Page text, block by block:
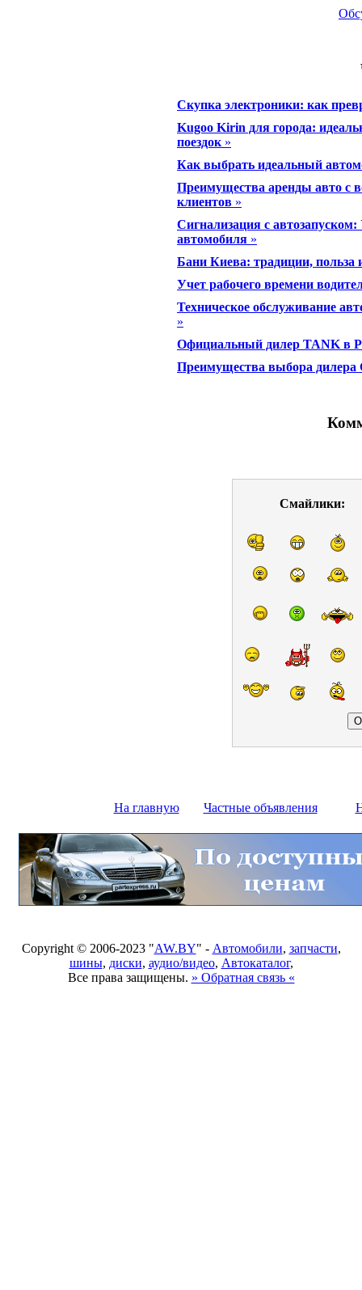
Скупка электроники: как
Kugoo Kirin для города:
поездок »
Как выбрать идеальный
Преимущества аренды авто с
клиентов »
Сигнализация с автозапуском:
автомобиля »
Бани Киева: традиции, польза
Учет рабочего времени
Техническое обслуживание
»
Официальный дилер TANK в
Преимущества выбора дилера
Смайлики:
На главную Частные объявления
Copyright © 2006-2023 "AW.BY" - Автомобили, запчасти,
шины, диски, аудио/видео, Автокаталог,
Все права защищены. » Обратная связь «